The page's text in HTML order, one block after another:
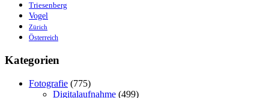
Triesenberg
Vogel
Zürich
Österreich
Kategorien
Fotografie (775)
Digitalaufnahme (499)